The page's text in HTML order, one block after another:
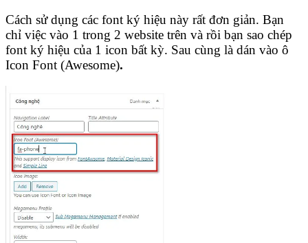
Cách sử dụng các font ký hiệu này rất đơn giản. Bạn
chỉ việc vào 1 trong 2 website trên và rồi bạn sao chép
font ký hiệu của 1 icon bất kỳ. Sau cùng là dán vào ô
Icon Font (Awesome).